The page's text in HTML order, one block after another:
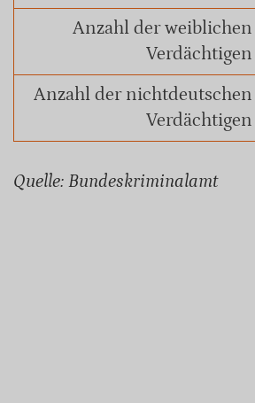
Anzahl der weiblichen
Verdächtigen
Anzahl der nichtdeutschen
Verdächtigen
Quelle: Bundeskriminalamt